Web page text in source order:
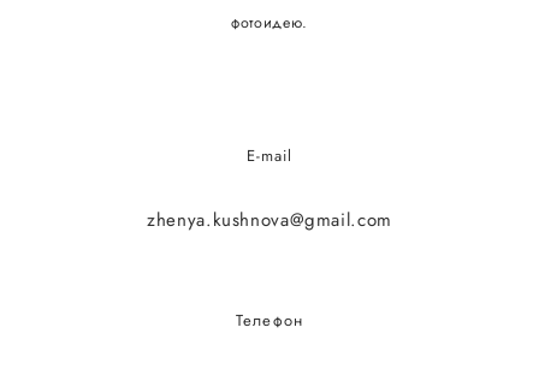
фотоидею.
E-mail
zhenya.kushnova@gmail.com
Телефон